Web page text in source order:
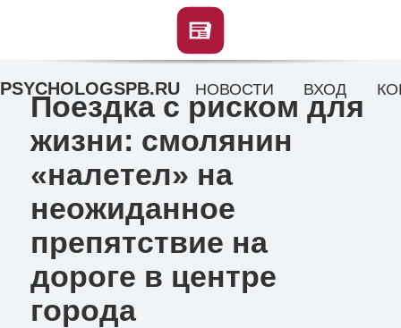
Поездка с риском для
жизни: смолянин
«налетел» на
неожиданное
препятствие на
дороге в центре
города
PSYCHOLOGSPB.RU НОВОСТИ ВХОД